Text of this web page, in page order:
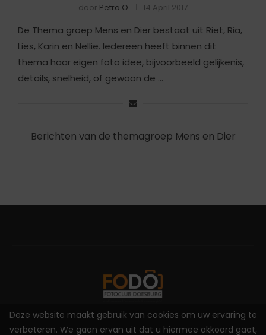
door Petra O 14 April 2017
De Thema groep Mens en Dier bestaat uit Riet, Ria,
Lies, Karin en Nellie. Iedereen heeft binnen dit
thema haar eigen foto idee, bijvoorbeeld gelijkenis,
details, snelheid, of gewoon de …
Berichten van de themagroep Mens en Dier
2025 - Fotoclub Doesburg - byEasygraphics
Deze website maakt gebruik van cookies om uw ervaring te
verbeteren. We gaan ervan uit dat u hiermee akkoord gaat,